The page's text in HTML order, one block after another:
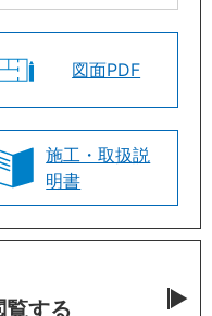
図面PDF
施工・取扱説
明書
覧する